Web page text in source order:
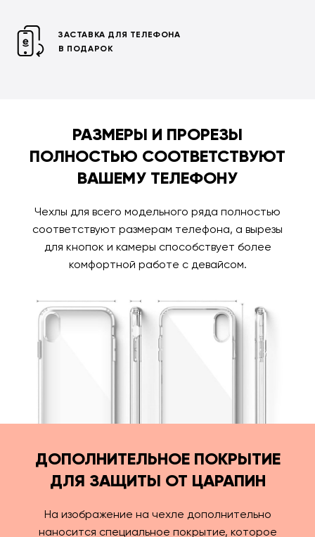
ЗАСТАВКА ДЛЯ ТЕЛЕФОНА
В ПОДАРОК
РАЗМЕРЫ И ПРОРЕЗЫ
ПОЛНОСТЬЮ СООТВЕТСТВУЮТ
ВАШЕМУ ТЕЛЕФОНУ
Чехлы для всего модельного ряда полностью
соответствуют размерам телефона, а вырезы
для кнопок и камеры способствует более
комфортной работе с девайсом.
ДОПОЛНИТЕЛЬНОЕ ПОКРЫТИЕ
ДЛЯ ЗАЩИТЫ ОТ ЦАРАПИН
На изображение на чехле дополнительно
наносится специальное покрытие, которое